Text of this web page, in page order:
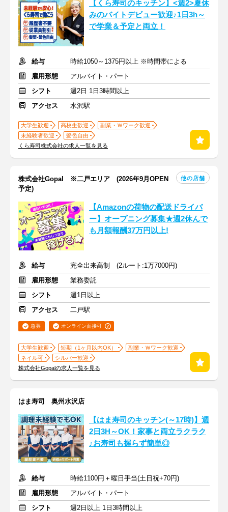
【くら寿司のキッチン】<週2>夏休
みのバイトデビュー歓迎♪1日3h～
で学業＆予定と両立！
給与
時給1050～1375円以上 ※時間帯による
雇用形態
アルバイト・パート
シフト
週2日 1日3時間以上
アクセス
水沢駅
大学生歓迎 高校生歓迎
副業・Ｗワーク歓迎
未経験者歓迎
髪色自由
くら寿司株式会社の求人一覧を見る
株式会社Gopal ※二戸エリア (2026年9月OPEN
予定)
他の店舗
【Amazonの荷物の配送ドライバ
ー】オープニング募集★週2休んで
も月額報酬37万円以上!
給与
完全出来高制 (2ルート:1万7000円)
雇用形態
業務委託
シフト
週1日以上
アクセス
二戸駅
急募 オンライン面接可
大学生歓迎 短期（1ヶ月以内OK）
副業・Ｗワーク歓迎
ネイル可
シルバー歓迎
株式会社Gopalの求人一覧を見る
はま寿司 奥州水沢店
【はま寿司のキッチン(～17時)】週
2日3H～OK！家事と両立ラクラク
♪お寿司も握らず簡単◎
給与
時給1100円＋曜日手当(土日祝+70円)
雇用形態
アルバイト・パート
シフト
週2日以上 1日3時間以上